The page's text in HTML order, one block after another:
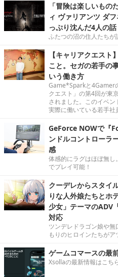
「冒険は楽しいもの
ィ ヴァリアンツ ダ
っぷり沈んだ4人の話
ふたつの沼の住人たちが
【キャリアクエスト
こと。セガの若手の
いう働き方
Game*Sparkと4Gamer
クエスト」の第4回が東
されました。このイベ
実際に働いている若手社
GeForce NOWで『
ンドルコントローラ
感
体感的にラグはほぼ無
でプレイ可能！
クーデレからスタイ
りな人外娘たちとホ
少女」テーマのADV
対応
ツンデレドラゴン娘や
もりのヒロインたちがア
ゲームコマースの最
Xsollaの最新情報はこち